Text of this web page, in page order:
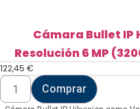
Cámara Bullet IP
Resolución 6 MP
122,45 €
Cámara
Bullet
IP
Comprar